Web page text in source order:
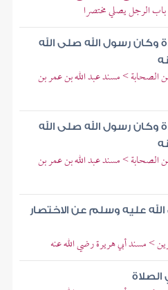
الرجل يصلي مختصرا
وكان رسول الله صلى الله
الصحابة > مسند عبد الله بن عمر بن
وكان رسول الله صلى الله
الصحابة > مسند عبد الله بن عمر بن
عليه وسلم عن الاختصار
> مسند أبي هريرة رضي الله عنه